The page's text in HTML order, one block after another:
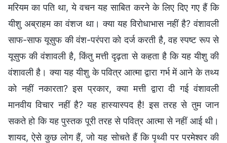
मरियम का पति था, ये वचन यह साबित करने के लिए दिए गए हैं कि
यीशु अब्राहम का वंशज था। क्या यह विरोधाभास नहीं है? वंशावली
साफ-साफ यूसुफ की वंश-परंपरा को दर्ज करती है, वह स्पष्ट रूप से
यूसुफ की वंशावली है, किंतु मत्ती दृढ़ता से कहता है कि यह यीशु की
वंशावली है। क्या यह यीशु के पवित्र आत्मा द्वारा गर्भ में आने के तथ्य
को नहीं नकारता? इस प्रकार, क्या मत्ती द्वारा दी गई वंशावली
मानवीय विचार नहीं है? यह हास्यास्पद है! इस तरह से तुम जान
सकते हो कि यह पुस्तक पूरी तरह से पवित्र आत्मा से नहीं आई थी।
शायद, ऐसे कुछ लोग हैं, जो यह सोचते हैं कि पृथ्वी पर परमेश्वर की